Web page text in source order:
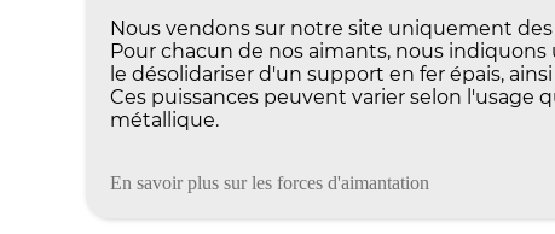
Nous vendons sur notre site uniquement
Pour chacun de nos aimants, nous
le désolidariser d'un support en fer épais,
Ces puissances peuvent varier selon l'usage
métallique.
En savoir plus sur les forces d'aimantation